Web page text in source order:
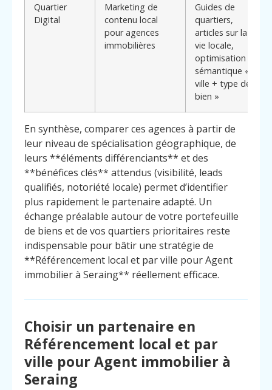
Quartier
Digital
Marketing de
contenu local
pour agences
immobilières
Guides de
quartiers,
articles sur la
vie locale,
optimisation
sémantique «
ville + type de
bien »
En synthèse, comparer ces agences à partir de
leur niveau de spécialisation géographique, de
leurs **éléments différenciants** et des
**bénéfices clés** attendus (visibilité, leads
qualifiés, notoriété locale) permet d’identifier
plus rapidement le partenaire adapté. Un
échange préalable autour de votre portefeuille
de biens et de vos quartiers prioritaires reste
indispensable pour bâtir une stratégie de
**Référencement local et par ville pour Agent
immobilier à Seraing** réellement efficace.
Choisir un partenaire en
Référencement local et par
ville pour Agent immobilier à
Seraing